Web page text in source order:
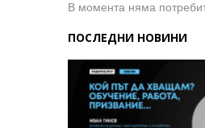
В момента няма
ПОСЛЕДНИ НОВИНИ